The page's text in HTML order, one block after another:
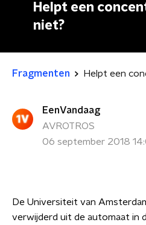
Helpt een
niet?
Fragmenten Helpt een
EenVandaag
AVROTROS
06 september 2018
De Universiteit van
verwijderd uit de automaat in